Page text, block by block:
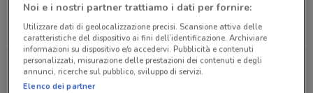
Via Verga, 11/A Treviglio
22.9 km
CHIUSO
Piazza Garibaldi Vailate
25.6 km
Noi e i nostri partner trattiamo i dati per fornire:
Utilizzare dati di geolocalizzazione precisi. Scansione attiva delle
caratteristiche del dispositivo ai fini dell’identificazione. Archiviare
informazioni su dispositivo e/o accedervi. Pubblicità e contenuti
personalizzati, misurazione delle prestazioni dei contenuti e degli
annunci, ricerche sul pubblico, sviluppo di servizi.
Elenco dei partner